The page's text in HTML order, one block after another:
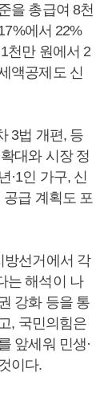
을 총급여 8천
에서 22%
천만 원에서 2
액공제도 신
3법 개편, 등
대와 시장 정
·1인 가구, 신
공급 계획도 포
방선거에서 각
는 해석이 나
강화 등을 통
, 국민의힘은
앞세워 민생·
이다.